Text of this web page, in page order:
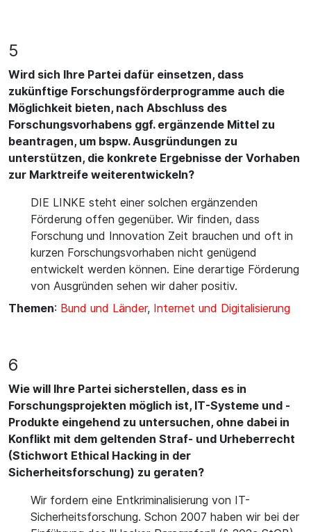
5
Wird sich Ihre Partei dafür einsetzen, dass
zukünftige Forschungsförderprogramme auch die
Möglichkeit bieten, nach Abschluss des
Forschungsvorhabens ggf. ergänzende Mittel zu
beantragen, um bspw. Ausgründungen zu
unterstützen, die konkrete Ergebnisse der Vorhaben
zur Marktreife weiterentwickeln?
DIE LINKE steht einer solchen ergänzenden
Förderung offen gegenüber. Wir finden, dass
Forschung und Innovation Zeit brauchen und oft in
kurzen Forschungsvorhaben nicht genügend
entwickelt werden können. Eine derartige Förderung
von Ausgründen sehen wir daher positiv.
Themen: Bund und Länder, Internet und Digitalisierung
6
Wie will Ihre Partei sicherstellen, dass es in
Forschungsprojekten möglich ist, IT-Systeme und -
Produkte eingehend zu untersuchen, ohne dabei in
Konflikt mit dem geltenden Straf- und Urheberrecht
(Stichwort Ethical Hacking in der
Sicherheitsforschung) zu geraten?
Wir fordern eine Entkriminalisierung von IT-
Sicherheitsforschung. Schon 2007 haben wir bei der